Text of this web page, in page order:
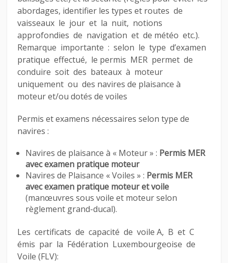
abordages, identifier les types et routes de
vaisseaux le jour et la nuit, notions
approfondies de navigation et de météo etc.).
Remarque importante : selon le type d’examen
pratique effectué, le permis MER permet de
conduire soit des bateaux à moteur
uniquement ou des navires de plaisance à
moteur et/ou dotés de voiles
Permis et examens nécessaires selon type de
navires :
Navires de plaisance à « Moteur » : Permis MER
avec examen pratique moteur
Navires de Plaisance « Voiles » : Permis MER
avec examen pratique moteur et voile
(manœuvres sous voile et moteur selon
règlement grand-ducal).
Les certificats de capacité de voile A, B et C
émis par la Fédération Luxembourgeoise de
Voile (FLV):